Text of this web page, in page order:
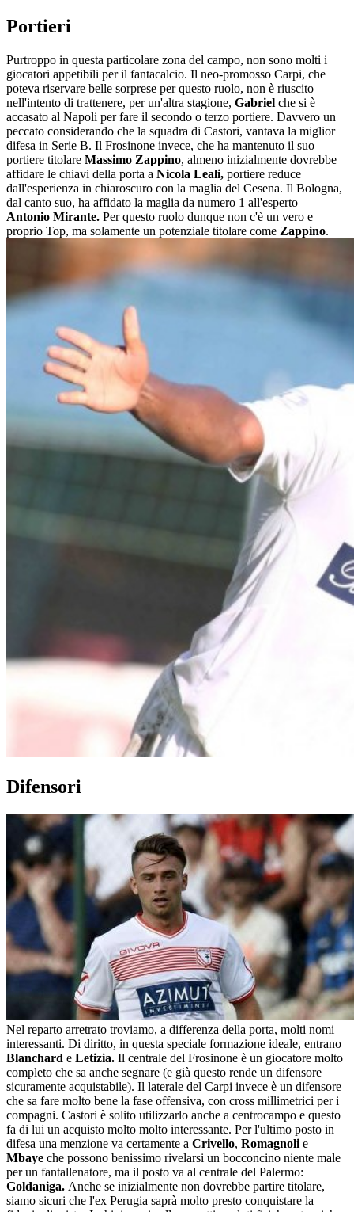
Portieri
Purtroppo in questa particolare zona del campo, non sono molti i
giocatori appetibili per il fantacalcio. Il neo-promosso Carpi, che
poteva riservare belle sorprese per questo ruolo, non è riuscito
nell'intento di trattenere, per un'altra stagione, Gabriel che si è
accasato al Napoli per fare il secondo o terzo portiere. Davvero un
peccato considerando che la squadra di Castori, vantava la miglior
difesa in Serie B. Il Frosinone invece, che ha mantenuto il suo
portiere titolare Massimo Zappino, almeno inizialmente dovrebbe
affidare le chiavi della porta a Nicola Leali, portiere reduce
dall'esperienza in chiaroscuro con la maglia del Cesena. Il Bologna,
dal canto suo, ha affidato la maglia da numero 1 all'esperto
Antonio Mirante. Per questo ruolo dunque non c'è un vero e
proprio Top, ma solamente un potenziale titolare come Zappino.
Difensori
Nel reparto arretrato troviamo, a differenza della porta, molti nomi
interessanti. Di diritto, in questa speciale formazione ideale, entrano
Blanchard e Letizia. Il centrale del Frosinone è un giocatore molto
completo che sa anche segnare (e già questo rende un difensore
sicuramente acquistabile). Il laterale del Carpi invece è un difensore
che sa fare molto bene la fase offensiva, con cross millimetrici per i
compagni. Castori è solito utilizzarlo anche a centrocampo e questo
fa di lui un acquisto molto molto interessante. Per l'ultimo posto in
difesa una menzione va certamente a Crivello, Romagnoli e
Mbaye che possono benissimo rivelarsi un bocconcino niente male
per un fantallenatore, ma il posto va al centrale del Palermo:
Goldaniga. Anche se inizialmente non dovrebbe partire titolare,
siamo sicuri che l'ex Perugia saprà molto presto conquistare la